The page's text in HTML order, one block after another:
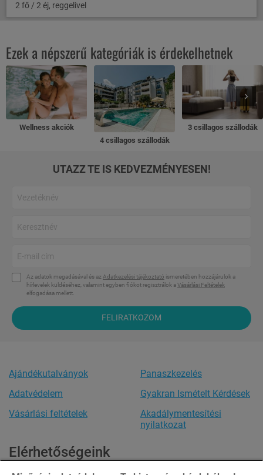
2 fő / 2 éj, reggelivel
Ezek a népszerű kategóriák is érdekelhetnek
Wellness akciók
4 csillagos szállodák
3 csillagos szállodák
UTAZZ TE IS KEDVEZMÉNYESEN!
Az adatok megadásával és az Adatkezelési tájékoztató ismeretében hozzájárulok a
hírlevelek küldéséhez, valamint egyben fiókot regisztrálok aVásárlási Feltételek
elfogadása mellett.
FELIRATKOZOM
Ajándékutalványok
Adatvédelem
Vásárlási feltételek
Panaszkezelés
Gyakran Ismételt Kérdések
Akadálymentesítési
nyilatkozat
Elérhetőségeink